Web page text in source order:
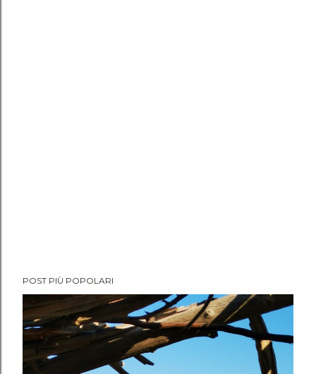
POST PIÙ POPOLARI